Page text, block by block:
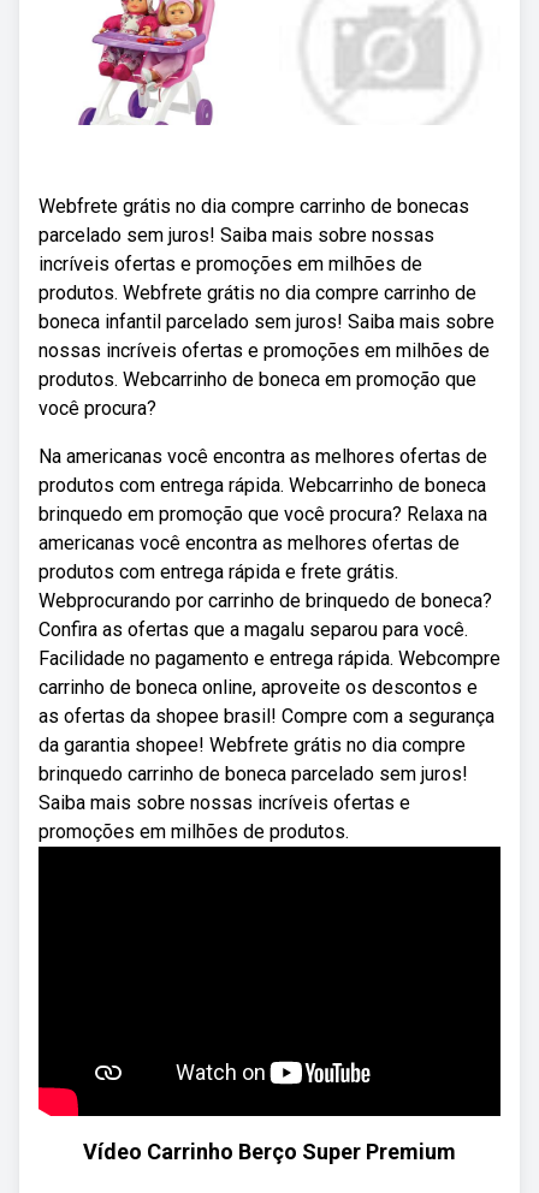
Webfrete grátis no dia compre carrinho de bonecas
parcelado sem juros! Saiba mais sobre nossas
incríveis ofertas e promoções em milhões de
produtos. Webfrete grátis no dia compre carrinho de
boneca infantil parcelado sem juros! Saiba mais sobre
nossas incríveis ofertas e promoções em milhões de
produtos. Webcarrinho de boneca em promoção que
você procura?
Na americanas você encontra as melhores ofertas de
produtos com entrega rápida. Webcarrinho de boneca
brinquedo em promoção que você procura? Relaxa na
americanas você encontra as melhores ofertas de
produtos com entrega rápida e frete grátis.
Webprocurando por carrinho de brinquedo de boneca?
Confira as ofertas que a magalu separou para você.
Facilidade no pagamento e entrega rápida. Webcompre
carrinho de boneca online, aproveite os descontos e
as ofertas da shopee brasil! Compre com a segurança
da garantia shopee! Webfrete grátis no dia compre
brinquedo carrinho de boneca parcelado sem juros!
Saiba mais sobre nossas incríveis ofertas e
promoções em milhões de produtos.
Vídeo Carrinho Berço Super Premium